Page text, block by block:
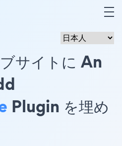
サイトに An
Plugin を埋め